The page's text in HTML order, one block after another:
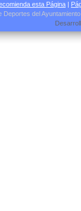
esta Página |
del